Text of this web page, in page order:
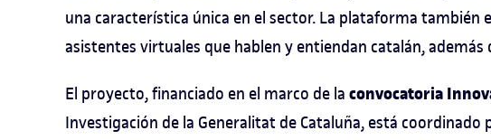
una característica única en el sector. La plataforma también
asistentes virtuales que hablen y entiendan catalán, además
El proyecto, financiado en el marco de la convocatoria
Investigación de la Generalitat de Cataluña, está coordinado